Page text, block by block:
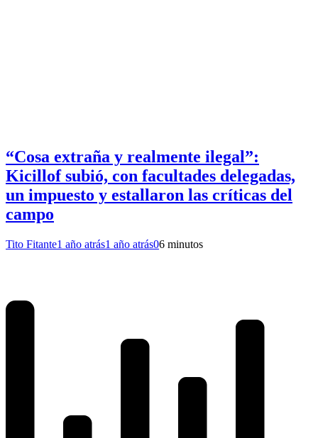
“Cosa extraña y realmente ilegal”:
Kicillof subió, con facultades delegadas,
un impuesto y estallaron las críticas del
campo
Tito Fitante1 año atrás1 año atrás06 minutos